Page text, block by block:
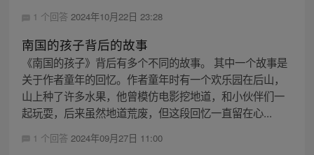
1 个回答 2024年10月22日 23:28
南国的孩子背后的故事
《南国的孩子》背后有多个不同的故事。 其中一个故事是
关于作者童年的回忆。作者童年时有一个欢乐园在后山，
山上种了许多水果，他曾模仿电影挖地道，和小伙伴们一
起玩耍，后来虽然地道荒废，但这段回忆一直留在心...
1 个回答 2024年09月27日 11:00